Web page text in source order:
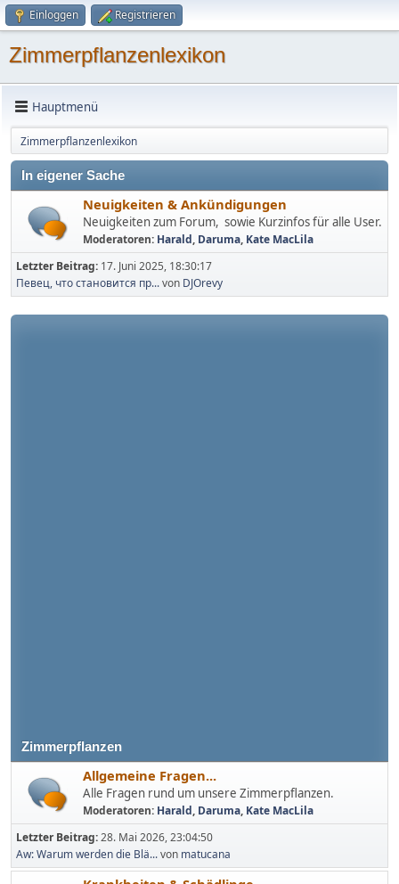
Einloggen Registrieren
Zimmerpflanzenlexikon
Hauptmenü
Zimmerpflanzenlexikon
In eigener Sache
Neuigkeiten & Ankündigungen
Neuigkeiten zum Forum, sowie Kurzinfos für alle User.
Moderatoren: Harald, Daruma, Kate MacLila
Letzter Beitrag: 17. Juni 2025, 18:30:17
Певец, что становится пр...von DJOrevy
Zimmerpflanzen
Allgemeine Fragen...
Alle Fragen rund um unsere Zimmerpflanzen.
Moderatoren: Harald, Daruma, Kate MacLila
Letzter Beitrag:28. Mai 2026, 23:04:50
Aw: Warum werden die Blä...von matucana